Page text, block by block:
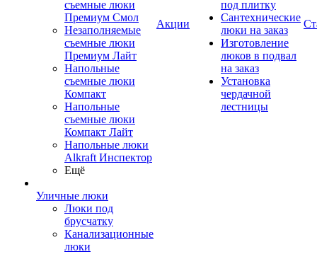
съемные люки
Премиум Смол
Незаполняемые
съемные люки
Премиум Лайт
Напольные
съемные люки
Компакт
Напольные
съемные люки
Компакт Лайт
Напольные люки
Alkraft Инспектор
Ещё
Уличные люки
Люки под
брусчатку
Канализационные
люки
Акции
под плитку
Сантехнические
люки на заказ
Изготовление
люков в подвал
на заказ
Установка
чердачной
лестницы